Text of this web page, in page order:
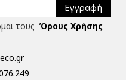
Εγγραφή
τους Όρους Χρήσης